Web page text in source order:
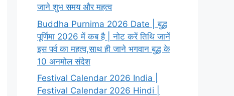
जाने शुभ समय और महत्व
Buddha Purnima 2026 Date | बुद्ध
पूर्णिमा 2026 में कब है | नोट करें तिथि जानें
इस पर्व का महत्व,साथ ही जाने भगवान बुद्ध के
10 अनमोल संदेश
Festival Calendar 2026 India |
Festival Calendar 2026 Hindi |